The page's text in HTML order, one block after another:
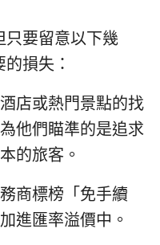
只要留意以下幾
損失：
店或熱門景點的找
他們瞄準的是追求
的旅客。
商標榜「免手續
進匯率溢價中。